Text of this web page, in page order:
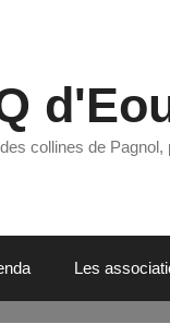
collines de
Les